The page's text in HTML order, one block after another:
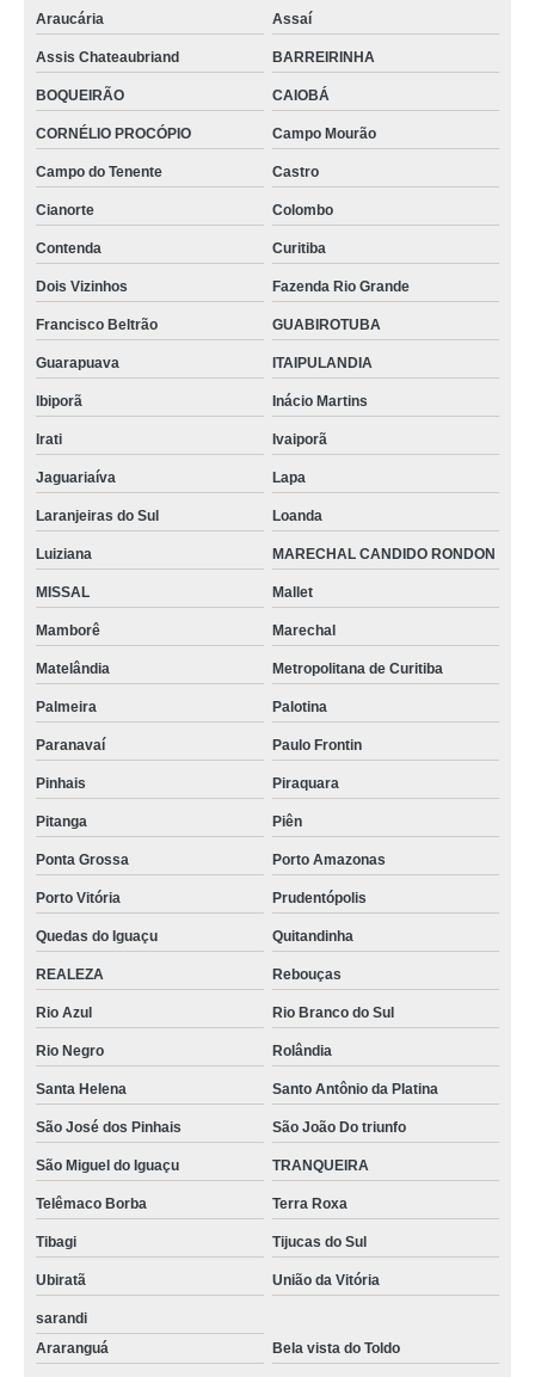
Araucária Assaí
Assis Chateaubriand BARREIRINHA
BOQUEIRÃO CAIOBÁ
CORNÉLIO PROCÓPIO Campo Mourão
Campo do Tenente Castro
Cianorte Colombo
Contenda Curitiba
Dois Vizinhos Fazenda Rio Grande
Francisco Beltrão GUABIROTUBA
Guarapuava ITAIPULANDIA
Ibiporã Inácio Martins
Irati Ivaiporã
Jaguariaíva Lapa
Laranjeiras do Sul Loanda
Luiziana MARECHAL CANDIDO RONDON
MISSAL Mallet
Mamborê Marechal
Matelândia Metropolitana de Curitiba
Palmeira Palotina
Paranavaí Paulo Frontin
Pinhais Piraquara
Pitanga Piên
Ponta Grossa Porto Amazonas
Porto Vitória Prudentópolis
Quedas do Iguaçu Quitandinha
REALEZA Rebouças
Rio Azul Rio Branco do Sul
Rio Negro Rolândia
Santa Helena Santo Antônio da Platina
São José dos Pinhais São João Do triunfo
São Miguel do Iguaçu TRANQUEIRA
Telêmaco Borba Terra Roxa
Tibagi Tijucas do Sul
Ubiratã União da Vitória
sarandi
Araranguá
Bela vista do Toldo